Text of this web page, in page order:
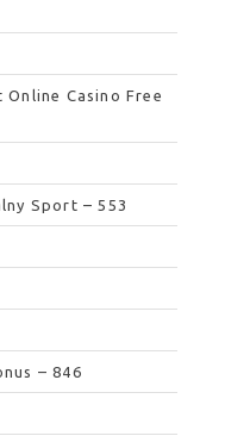
Casino Free
Sport – 553
– 846